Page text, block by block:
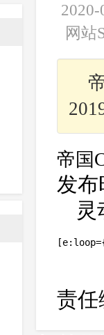
网站
帝国
发布
灵
责任